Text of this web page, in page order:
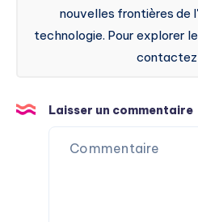
nouvelles frontières de
technologie. Pour explorer
Laisser un commentaire